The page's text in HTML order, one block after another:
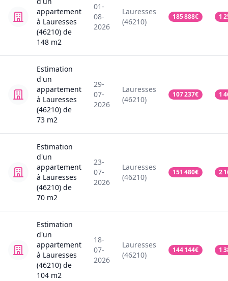
appartement
à Lauresses
(46210) de
148 m2
01-
08-
2026
Lauresses
(46210)
185 888€ 1
Estimation
d'un
appartement
à Lauresses
(46210) de
73 m2
29-
07-
2026
Lauresses
(46210)
107 237€ 1
Estimation
d'un
appartement
à Lauresses
(46210) de
70 m2
23-
07-
2026
Lauresses
(46210)
151 480€ 2
Estimation
d'un
appartement
à Lauresses
(46210) de
104 m2
18-
07-
2026
Lauresses
(46210)
144 144€ 1